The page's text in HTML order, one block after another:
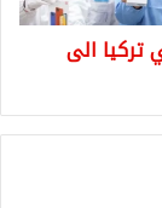
الى